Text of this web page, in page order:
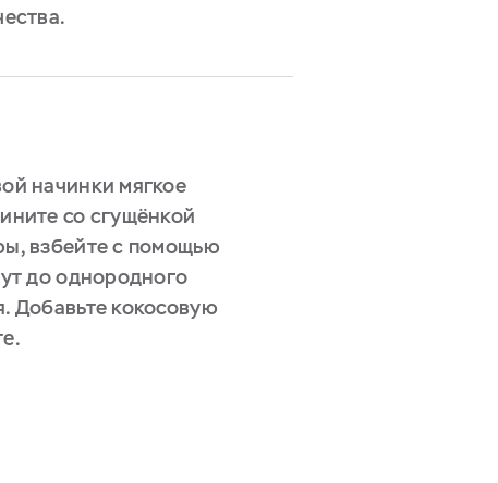
начинки мягкое
со сгущёнкой
взбейте с помощью
до однородного
Добавьте кокосовую